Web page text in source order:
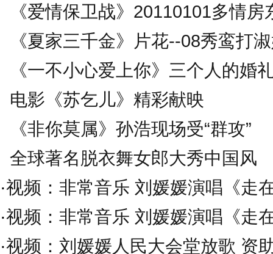
《爱情保卫战》20110101多情房
《夏家三千金》片花--08秀鸾打
《一不小心爱上你》三个人的婚
电影《苏乞儿》精彩献映
《非你莫属》孙浩现场受“群攻”
全球著名脱衣舞女郎大秀中国风
·视频：非常音乐 刘媛媛演唱《走
·视频：非常音乐 刘媛媛演唱《走
·视频：刘媛媛人民大会堂放歌 资